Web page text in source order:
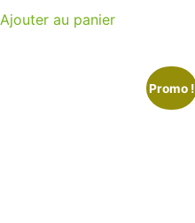
Ajouter au panier
Promo !